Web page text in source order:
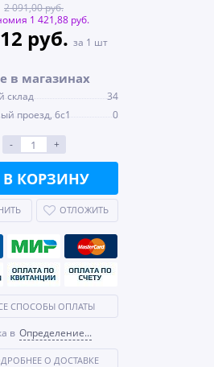
2 091,00 руб.
1 421,88 руб.
руб. за 1 шт
в магазинах
склад
34
проезд, 6с1
0
- +
В КОРЗИНУ
ОТЛОЖИТЬ
СПОСОБЫ ОПЛАТЫ
в Определение...
О ДОСТАВКЕ